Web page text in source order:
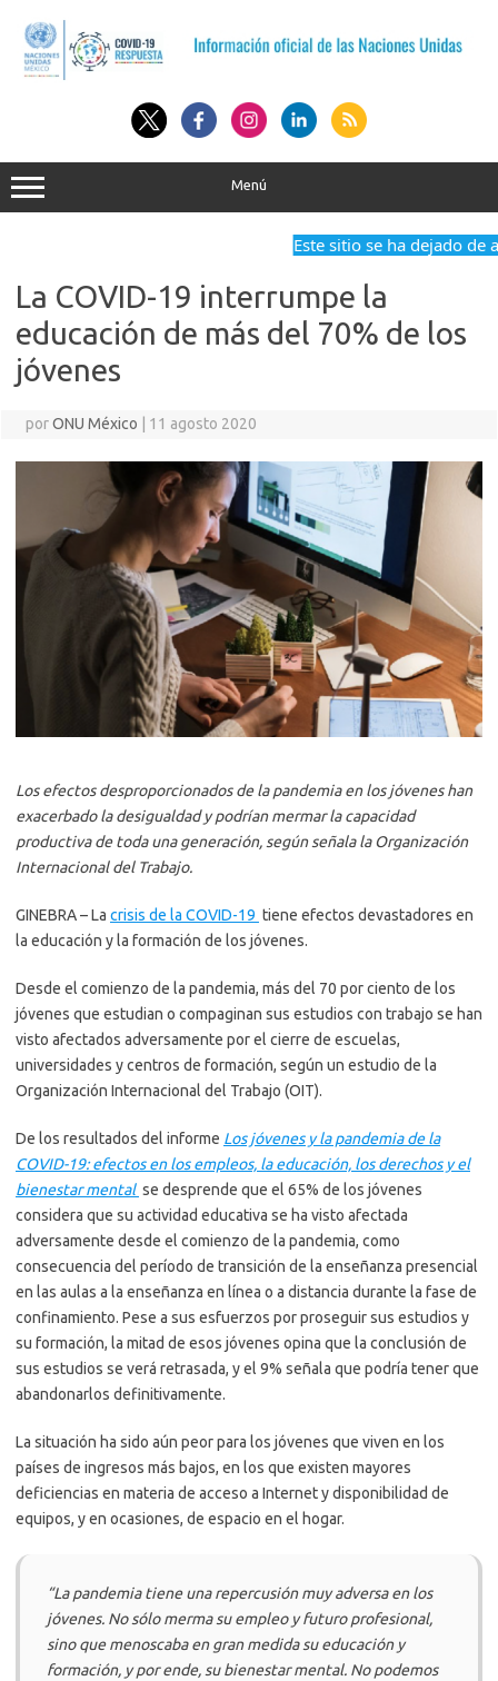
contenido
Menú
Este sitio se ha dejado de
La COVID-19 interrumpe la
educación de más del 70% de los
jóvenes
porONU México 11 agosto 2020
Los efectos desproporcionados de la pandemia en los jóvenes han
exacerbado la desigualdad y podrían mermar la capacidad
productiva de toda una generación, según señala la Organización
Internacional del Trabajo.
GINEBRA – La crisis de la COVID-19 tiene efectos devastadores en
la educación y la formación de los jóvenes.
Desde el comienzo de la pandemia, más del 70 por ciento de los
jóvenes que estudian o compaginan sus estudios con trabajo se han
visto afectados adversamente por el cierre de escuelas,
universidades y centros de formación, según un estudio de la
Organización Internacional del Trabajo (OIT).
De los resultados del informe Los jóvenes y la pandemia de la
COVID-19: efectos en los empleos, la educación, los derechos y el
bienestar mental se desprende que el 65% de los jóvenes
considera que su actividad educativa se ha visto afectada
adversamente desde el comienzo de la pandemia, como
consecuencia del período de transición de la enseñanza presencial
en las aulas a la enseñanza en línea o a distancia durante la fase de
confinamiento. Pese a sus esfuerzos por proseguir sus estudios y
su formación, la mitad de esos jóvenes opina que la conclusión de
sus estudios se verá retrasada, y el 9% señala que podría tener que
abandonarlos definitivamente.
La situación ha sido aún peor para los jóvenes que viven en los
países de ingresos más bajos, en los que existen mayores
deficiencias en materia de acceso a Internet y disponibilidad de
equipos, y en ocasiones, de espacio en el hogar.
“La pandemia tiene una repercusión muy adversa en los
jóvenes. No sólo merma su empleo y futuro profesional,
sino que menoscaba en gran medida su educación y
formación, y por ende, su bienestar mental. No podemos